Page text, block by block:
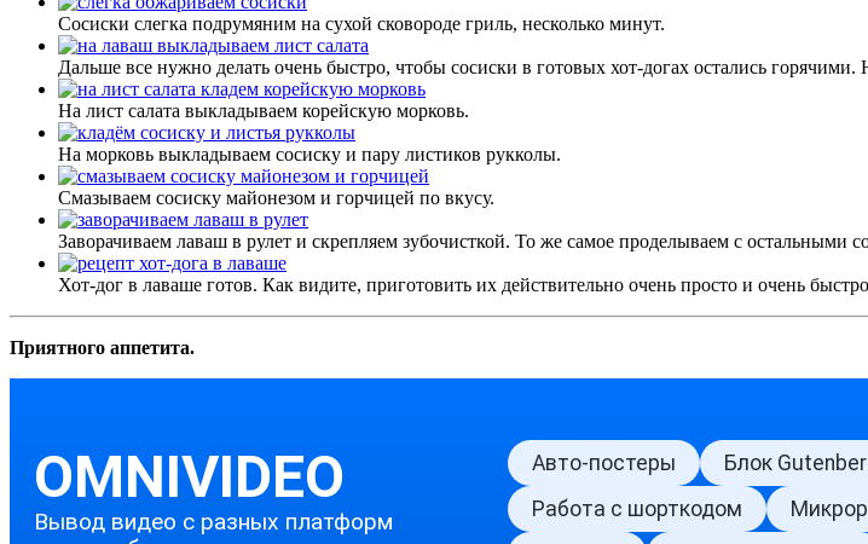
Сосиски слегка подрумяним на сухой сковороде гриль, несколько минут.
Дальше все нужно делать очень быстро, чтобы сосиски в готовых хот-догах остались
На лист салата выкладываем корейскую морковь.
На морковь выкладываем сосиску и пару листиков рукколы.
Смазываем сосиску майонезом и горчицей по вкусу.
Заворачиваем лаваш в рулет и скрепляем зубочисткой. То же самое проделываем с остальными
Хот-дог в лаваше готов. Как видите, приготовить их действительно очень просто и очень
Приятного аппетита.